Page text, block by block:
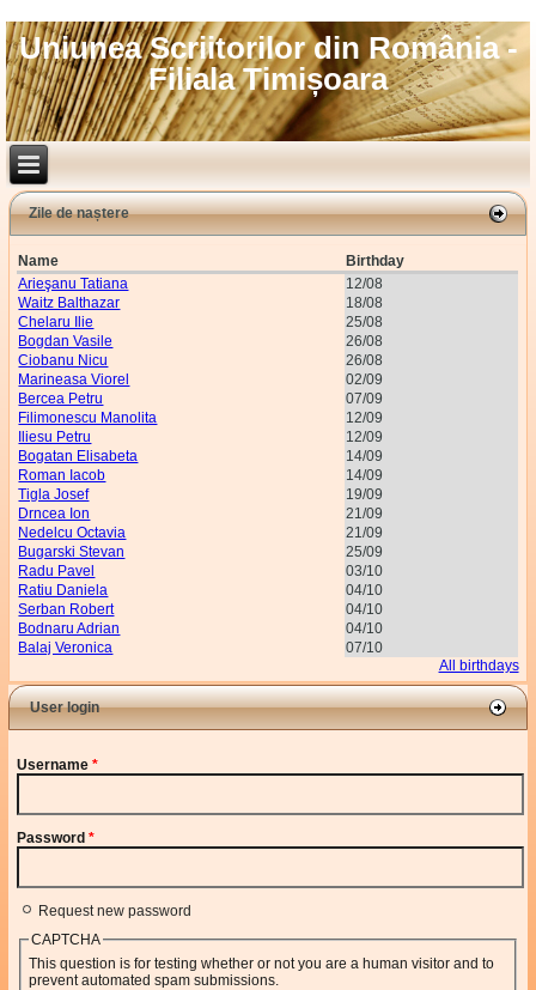
Uniunea Scriitorilor din România -
Filiala Timișoara
Zile de naștere
Name
Birthday
Arieşanu Tatiana
12/08
Waitz Balthazar
18/08
Chelaru Ilie
25/08
Bogdan Vasile
26/08
Ciobanu Nicu
26/08
Marineasa Viorel
02/09
Bercea Petru
07/09
Filimonescu Manolita
12/09
Iliesu Petru
12/09
Bogatan Elisabeta
14/09
Roman Iacob
14/09
Tigla Josef
19/09
Drncea Ion
21/09
Nedelcu Octavia
21/09
Bugarski Stevan
25/09
Radu Pavel
03/10
Ratiu Daniela
04/10
Serban Robert
04/10
Bodnaru Adrian
04/10
Balaj Veronica
07/10
All birthdays
User login
Username*
Password*
Request new password
CAPTCHA
This question is for testing whether or not you are a human visitor and to
prevent automated spam submissions.